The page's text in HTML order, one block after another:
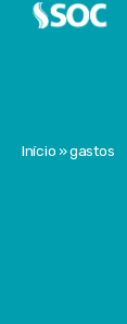
Início»gastos